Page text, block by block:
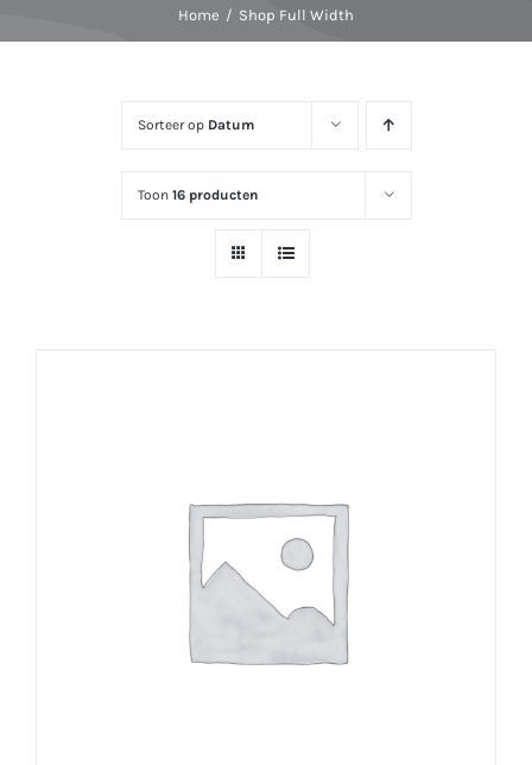
Home Shop Full Width
Sorteer op Datum
Toon 16 producten